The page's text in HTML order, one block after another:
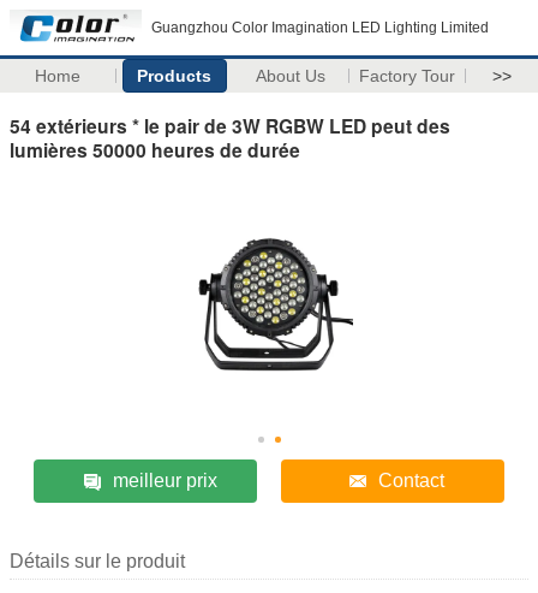
Guangzhou Color Imagination LED Lighting Limited
Home Products About Us Factory Tour >>
54 extérieurs * le pair de 3W RGBW LED peut des
lumières 50000 heures de durée
meilleur prix Contact
Détails sur le produit